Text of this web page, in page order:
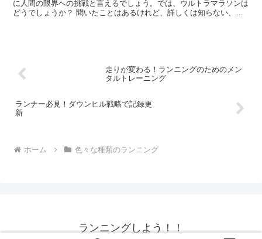
に人間の限界への挑戦と言えるでしょう。では、ウルトラマラソンは
どうでしょうか？ 聞いたことはあるけれど、詳しくは知らない、と
や、さらには数日間かけて数百kmを走破するレースまで、そのバリ
エーションは多岐に渡ります。
走りが変わる！ランニングのためのメン
タルトレーニング
ランナー必見！ダウンヒル戦略で記録更
新
ホーム 色々な種類のランニング
ランニングしよう！！